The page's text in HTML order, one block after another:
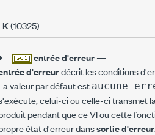
K(10325)
entrée d'erreur—
d'erreurdécrit les conditions
valeur par défaut est aucune
celui-ci ou celle-ci transmet
pendant que ce VI ou cette
état d'erreur danssortie d'erreur